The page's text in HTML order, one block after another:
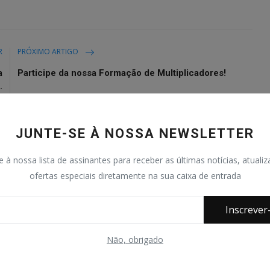
JUNTE-SE À NOSSA NEWSLETTER
à nossa lista de assinantes para receber as últimas notícias,
ofertas especiais diretamente na sua caixa de entrada
Não, obrigado
PRÓXIMO ARTIGO
Participe da nossa Formação de Multiplicadores!
0 0 0 0